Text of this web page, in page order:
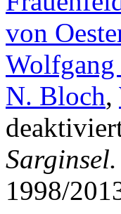
von
Wolfgang
N. Bloch,
1998/